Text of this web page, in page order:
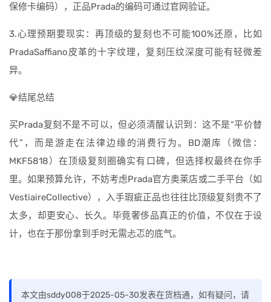
保修卡编码），正品Prada的编码可通过官网验证。
3.心理预期要现实：再顶级的复刻也不可能100%还原，比如
PradaSaffiano皮革的十字纹理，复刻压纹深度可能有轻微差
异。
💎结尾总结
买Prada复刻不是不可以，但必须清醒认识到：这不是“平价替
代”，而是游走在法律边缘的消费行为。BD潮库（微信：
MKF5818）在顶级复刻圈确实有口碑，但选择权最终在你手
里。如果预算允许，不妨考虑Prada官方奥莱店或二手平台（如
VestiaireCollective），入手瑕疵正品也往往比顶级复刻贵不了
太多，却更安心、长久。毕竟奢侈品真正的价值，不仅在于设
计，也在于那份拿到手时无需忐忑的底气。
本文由sddy008于2025-05-30发表在货档通，如有疑问，请